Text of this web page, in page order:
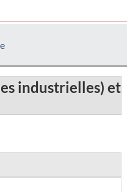
industrielles) et